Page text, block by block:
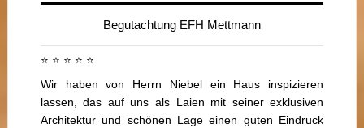
Begutachtung EFH Mettmann
⭐ ⭐ ⭐ ⭐ ⭐
Wir haben von Herrn Niebel ein Haus inspizieren
lassen, das auf uns als Laien mit seiner exklusiven
Architektur und schönen Lage einen guten Eindruck